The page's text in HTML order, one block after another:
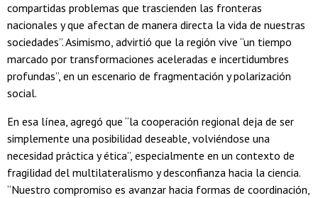
compartidas problemas que trascienden las fronteras
nacionales y que afectan de manera directa la vida de nuestras
sociedades”. Asimismo, advirtió que la región vive “un tiempo
marcado por transformaciones aceleradas e incertidumbres
profundas”, en un escenario de fragmentación y polarización
social.
En esa línea, agregó que “la cooperación regional deja de ser
simplemente una posibilidad deseable, volviéndose una
necesidad práctica y ética”, especialmente en un contexto de
fragilidad del multilateralismo y desconfianza hacia la ciencia.
“Nuestro compromiso es avanzar hacia formas de coordinación,